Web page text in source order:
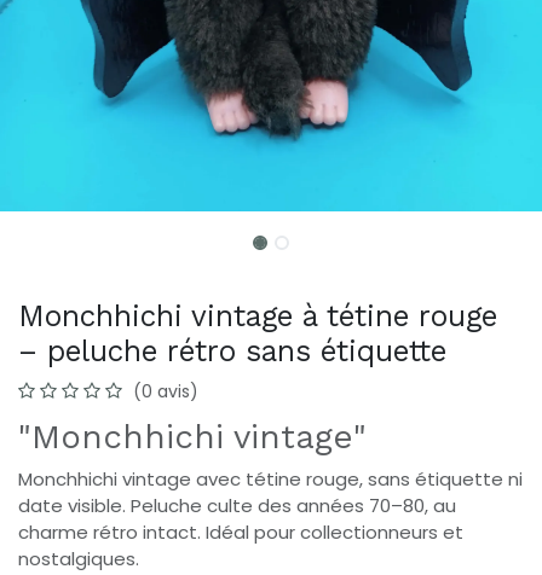
Monchhichi vintage à tétine rouge
– peluche rétro sans étiquette
(0 avis)
"Monchhichi vintage"
Monchhichi vintage avec tétine rouge, sans étiquette ni
date visible. Peluche culte des années 70–80, au
charme rétro intact. Idéal pour collectionneurs et
nostalgiques.